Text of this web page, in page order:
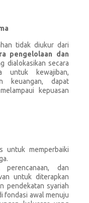
tidak diukur dari
pengelolaan dan
dialokasikan secara
untuk kewajiban,
keuangan, dapat
kepuasan
untuk memperbaiki
perencanaan, dan
untuk diterapkan
pendekatan syariah
fondasi awal menuju